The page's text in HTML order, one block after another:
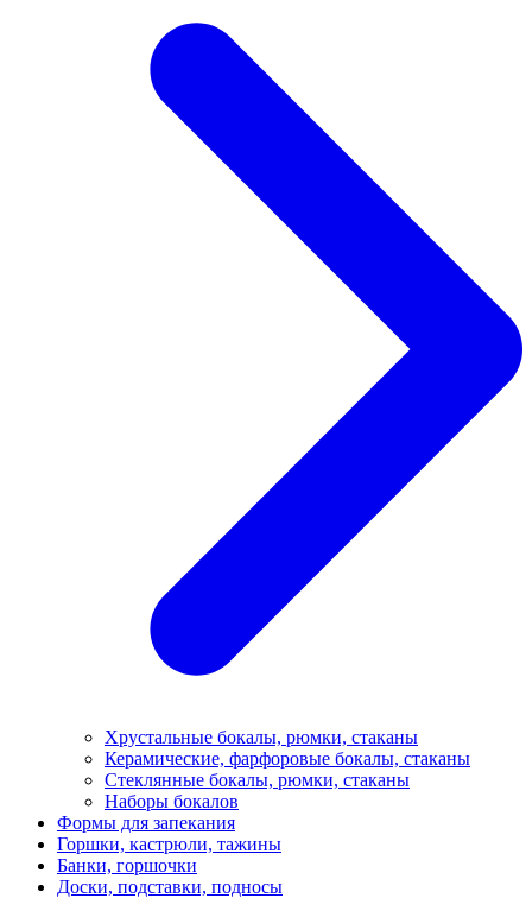
Хрустальные бокалы, рюмки, стаканы
Керамические, фарфоровые бокалы, стаканы
Стеклянные бокалы, рюмки, стаканы
Наборы бокалов
Формы для запекания
Горшки, кастрюли, тажины
Банки, горшочки
Доски, подставки, подносы